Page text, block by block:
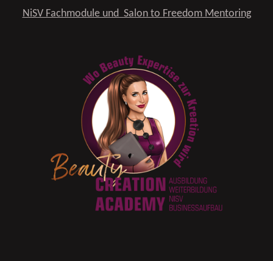
NiSV Fachmodule und Salon to Freedom Mentoring